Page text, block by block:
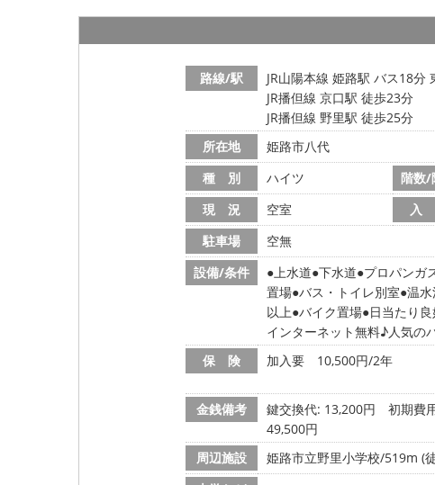
路線/駅
JR山陽本線 姫路駅 バス18分
JR播但線 京口駅 徒歩23分
JR播但線 野里駅 徒歩25分
所在地
姫路市八代
種 別
ハイツ 階数/
現 況
空室 入
駐車場
空無
設備/条件
上水道 下水道 プロパンガ
置場 バス・トイレ別室 温
以上 バイク置場 日当たり
インターネット無料♪人気の
保 険
加入要 10,500円/2年
金銭備考
鍵交換代: 13,200円
初期費
49,500円
周辺施設
姫路市立野里小学校/519m (